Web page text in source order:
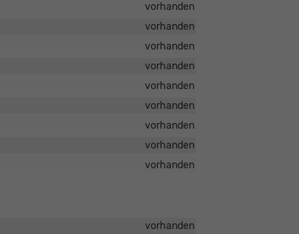
vorhanden
vorhanden
vorhanden
vorhanden
vorhanden
vorhanden
vorhanden
vorhanden
vorhanden
vorhanden